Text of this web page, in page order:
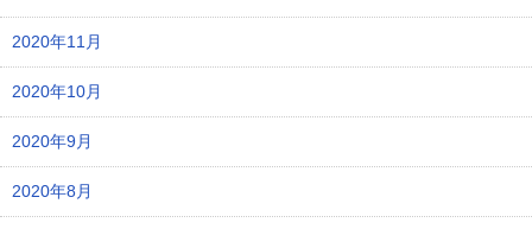
2020年11月
2020年10月
2020年9月
2020年8月